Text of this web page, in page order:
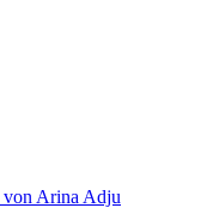
von Arina Adju